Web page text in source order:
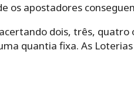
os apostadores
dois, três, quatro
quantia fixa. As